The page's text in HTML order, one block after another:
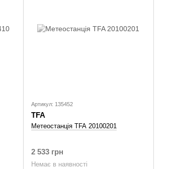
Артикул: 135452
TFA
Метеостанція TFA 20100201
2 533 грн
Немає в наявності